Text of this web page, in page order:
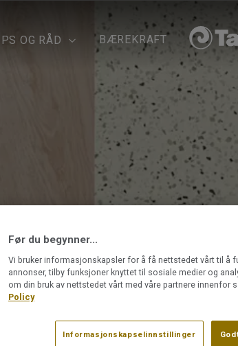
OG RÅD BÆREKRAFT
Før du begynner...
Vi bruker informasjonskapsler for å få nettstedet vårt til å
annonser, tilby funksjoner knyttet til sosiale medier og
om din bruk av nettstedet vårt med våre partnere innenfor
Policy
Informasjonskapselinnstillinger